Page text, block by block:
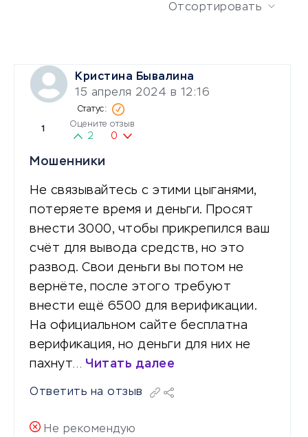
Отсортировать
Кристина Бывалина
15 апреля 2024 в 12:16
1
Оцените отзыв
2 0
Мошенники
Не связывайтесь с этими цыганями,
потеряете время и деньги. Просят
внести 3000, чтобы прикрепился ваш
счёт для вывода средств, но это
развод. Свои деньги вы потом не
вернёте, после этого требуют
внести ещё 6500 для верификации.
На официальном сайте бесплатна
верификация, но деньги для них не
пахнут… Читать далее
Ответить на отзыв
Не рекомендую